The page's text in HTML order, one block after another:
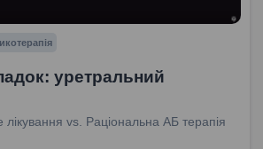
уретральний
лікування vs. Раціональна АБ терапія